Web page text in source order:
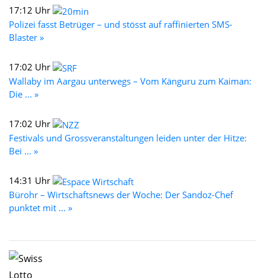
17:12 Uhr
Polizei fasst Betrüger – und stösst auf raffinierten SMS-
Blaster »
17:02 Uhr
Wallaby im Aargau unterwegs – Vom Känguru zum Kaiman:
Die ... »
17:02 Uhr
Festivals und Grossveranstaltungen leiden unter der Hitze:
Bei ... »
14:31 Uhr
Bürohr – Wirtschaftsnews der Woche: Der Sandoz-Chef
punktet mit ... »